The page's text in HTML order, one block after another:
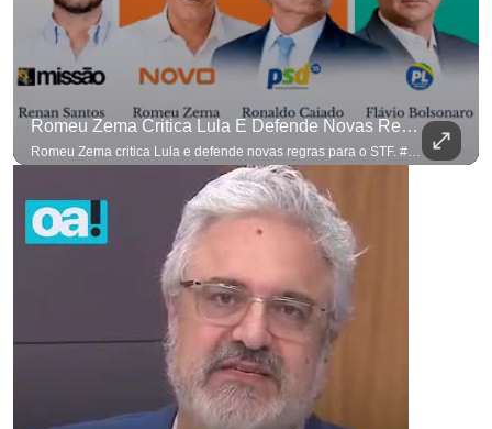
Romeu Zema Critica Lula E Defende Novas Regras Para O STF. #OAntagonista
Romeu Zema critica Lula e defende novas regras para o STF. #OAntagonista Se você busca informação com credibilidade, inscreva-se agora e ative o